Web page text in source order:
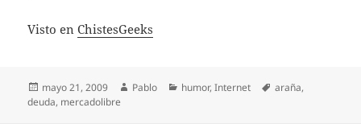
Visto enChistesGeeks
Publicado
el
mayo 21, 2009 Autor
Pablo Categorías
humor,Internet Etiquetas
araña,
deuda, mercadolibre